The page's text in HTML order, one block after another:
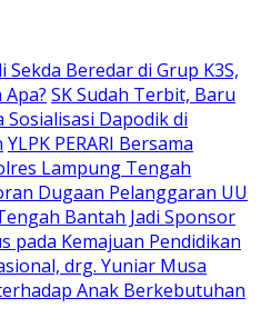
Sekda Beredar di Grup K3S,
SK Sudah Terbit, Baru
Sosialisasi Dapodik di
YLPK PERARI Bersama
Lampung Tengah
Dugaan Pelanggaran UU
Bantah Jadi Sponsor
pada Kemajuan Pendidikan
drg. Yuniar Musa
Anak Berkebutuhan